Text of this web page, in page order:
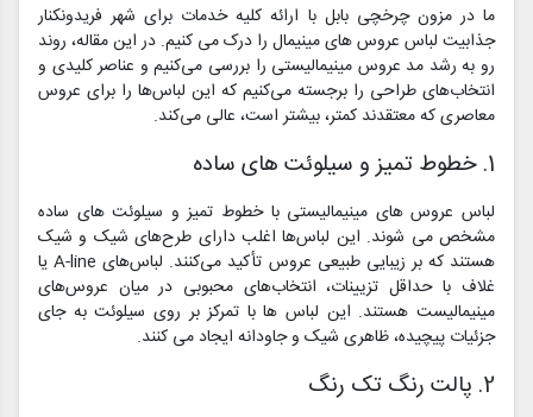
ما در مزون چرخچی بابل با ارائه کلیه خدمات برای شهر فریدونکنار
جذابیت لباس عروس های مینیمال را درک می کنیم. در این مقاله، روند
رو به رشد مد عروس مینیمالیستی را بررسی می‌کنیم و عناصر کلیدی و
انتخاب‌های طراحی را برجسته می‌کنیم که این لباس‌ها را برای عروس
معاصری که معتقدند کمتر، بیشتر است، عالی می‌کند.
1. خطوط تمیز و سیلوئت های ساده
لباس عروس های مینیمالیستی با خطوط تمیز و سیلوئت های ساده
مشخص می شوند. این لباس‌ها اغلب دارای طرح‌های شیک و شیک
هستند که بر زیبایی طبیعی عروس تأکید می‌کنند. لباس‌های A-line یا
غلاف با حداقل تزیینات، انتخاب‌های محبوبی در میان عروس‌های
مینیمالیست هستند. این لباس ها با تمرکز بر روی سیلوئت به جای
جزئیات پیچیده، ظاهری شیک و جاودانه ایجاد می کنند.
2. پالت رنگ تک رنگ